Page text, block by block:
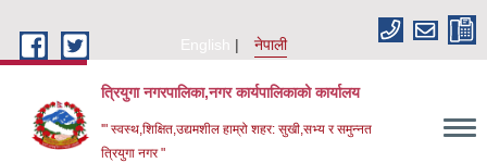
English
नेपाली
त्रियुगा नगरपालिका,नगर कार्यपालिकाको कार्यालय
'" स्वस्थ,शिक्षित,उद्यमशील हाम्रो शहर: सुखी,सभ्य र समुन्नत
त्रियुगा नगर "